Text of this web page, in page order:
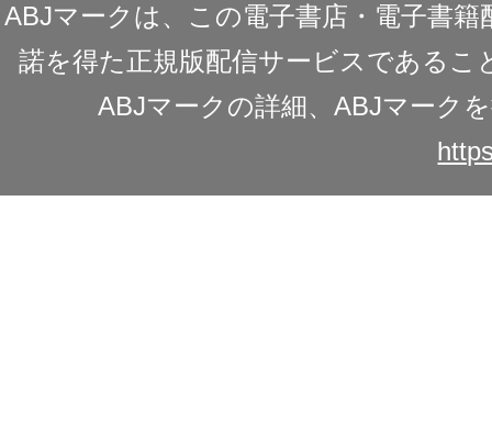
ABJマークは、この電子書店・電子書
諾を得た正規版配信サービスであるこ
ABJマークの詳細、ABJマーク